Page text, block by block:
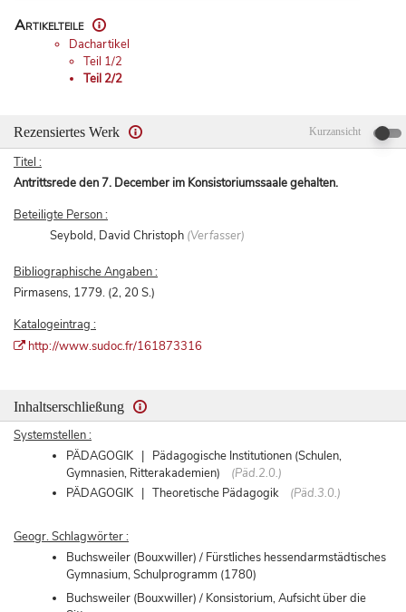
Artikelteile
Dachartikel
Teil 1/2
Teil 2/2
Rezensiertes Werk Kurzansicht
Titel :
Antrittsrede den 7. December im Konsistoriumssaale gehalten.
Beteiligte Person :
Seybold, David Christoph (Verfasser)
Bibliographische Angaben :
Pirmasens, 1779. (2, 20 S.)
Katalogeintrag :
http://www.sudoc.fr/161873316
Inhaltserschließung
Systemstellen :
PÄDAGOGIK | Pädagogische Institutionen (Schulen,
Gymnasien, Ritterakademien)
(Päd.2.0.)
PÄDAGOGIK | Theoretische Pädagogik
(Päd.3.0.)
Geogr. Schlagwörter :
Buchsweiler (Bouxwiller) / Fürstliches hessendarmstädtisches
Gymnasium, Schulprogramm (1780)
Buchsweiler (Bouxwiller) / Konsistorium, Aufsicht über die